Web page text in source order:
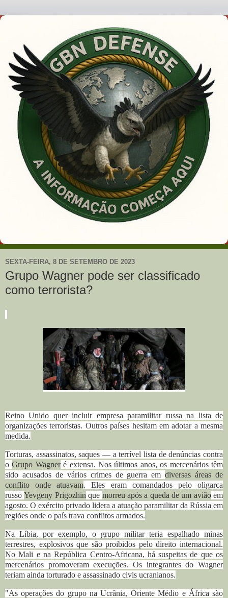
SEXTA-FEIRA, 8 DE SETEMBRO DE 2023
Grupo Wagner pode ser classificado
como terrorista?
Reino Unido quer incluir empresa paramilitar russa na lista de
organizações terroristas. Outros países hesitam em adotar a mesma
medida.
Torturas, assassinatos, saques — a terrível lista de denúncias contra
oGrupo Wagner é extensa. Nos últimos anos, os mercenários têm
sido acusados de vários crimes de guerra em diversas áreas de
conflito onde atuavam. Eles eram comandados pelo oligarca
russo Yevgeny Prigozhin que morreu após a queda de um avião em
agosto. O exército privado lidera a atuação paramilitar da Rússia em
regiões onde o país trava conflitos armados.
Na Líbia, por exemplo, o grupo militar teria espalhado minas
terrestres, explosivos que são proibidos pelo direito internacional.
No Mali e na República Centro-Africana, há suspeitas de que os
mercenários promoveram execuções. Os integrantes do Wagner
teriam ainda torturado e assassinado civis ucranianos.
"As operações do grupo na Ucrânia, Oriente Médio e África são